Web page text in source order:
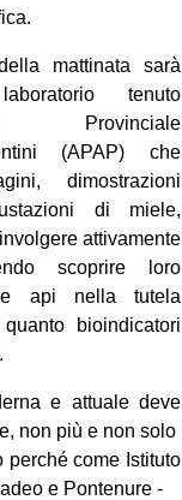
mattinata sarà
tenuto
Provinciale
(APAP) che
dimostrazioni
di miele,
attivamente
scoprire loro
api nella tutela
bioindicatori
e attuale deve
non più e non solo
perché come Istituto
e Pontenure -